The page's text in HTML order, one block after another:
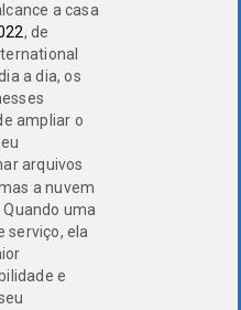
a casa
, de
a dia, os
ampliar o
arquivos
a nuvem
uma
serviço, ela
e